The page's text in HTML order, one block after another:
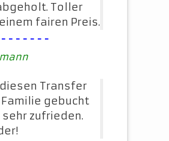
Toller
fairen Preis.
Transfer
gebucht
zufrieden.